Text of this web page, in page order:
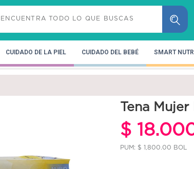
CUIDADO DE LA PIEL CUIDADO DEL BEBÉ SMART
Tena
$
PUM: $ 1,800.00 BOL